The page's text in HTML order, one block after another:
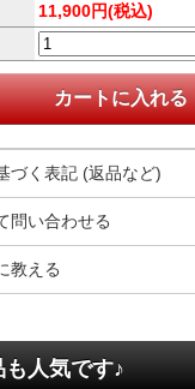
11,900円(税込)
づく表記 (返品など)
問い合わせる
教える
人気です♪